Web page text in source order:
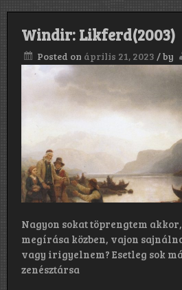
Windir: Likferd(2003)
Posted on április 21, 2023 /by
Nagyon sokat töprengtem
megírása közben, vajon
vagy irigyelnem? Esetleg sok
zenésztársa